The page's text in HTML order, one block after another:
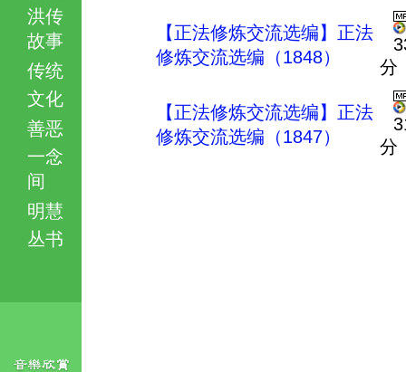
洪传
故事
传统
文化
善恶
一念
间
明慧
丛书
【正法修炼交流选编】正法
修炼交流选编（1848）
分
【正法修炼交流选编】正法
修炼交流选编（1847）
分